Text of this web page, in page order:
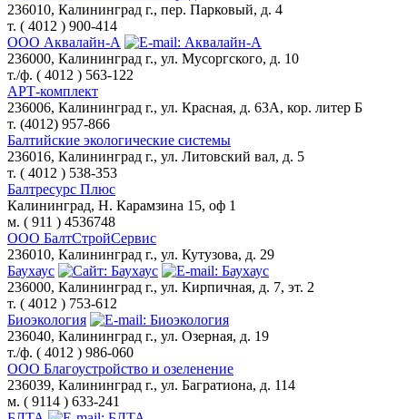
236010, Калининград г., пер. Парковый, д. 4
т. ( 4012 ) 900-414
ООО Аквалайн-А
236000, Калининград г., ул. Мусоргского, д. 10
т./ф. ( 4012 ) 563-122
АРТ-комплект
236006, Калининград г., ул. Красная, д. 63А, кор. литер Б
т. (4012) 957-866
Балтийские экологические cистемы
236016, Калининград г., ул. Литовский вал, д. 5
т. ( 4012 ) 538-353
Балтресурс Плюс
Калининград, Н. Карамзина 15, оф 1
м. ( 911 ) 4536748
ООО БалтСтройСервис
236010, Калининград г., ул. Кутузова, д. 29
Баухаус
236000, Калининград г., ул. Кирпичная, д. 7, эт. 2
т. ( 4012 ) 753-612
Биоэкология
236040, Калининград г., ул. Озерная, д. 19
т./ф. ( 4012 ) 986-060
ООО Благоустройство и озеленение
236039, Калининград г., ул. Багратиона, д. 114
м. ( 9114 ) 633-241